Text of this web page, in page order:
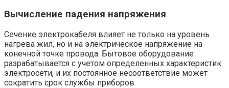
Вычисление падения напряжения
Сечение электрокабеля влияет не только на уровень
нагрева жил, но и на электрическое напряжение на
конечной точке провода. Бытовое оборудование
разрабатывается с учетом определенных характеристик
электросети, и их постоянное несоответствие может
сократить срок службы приборов.